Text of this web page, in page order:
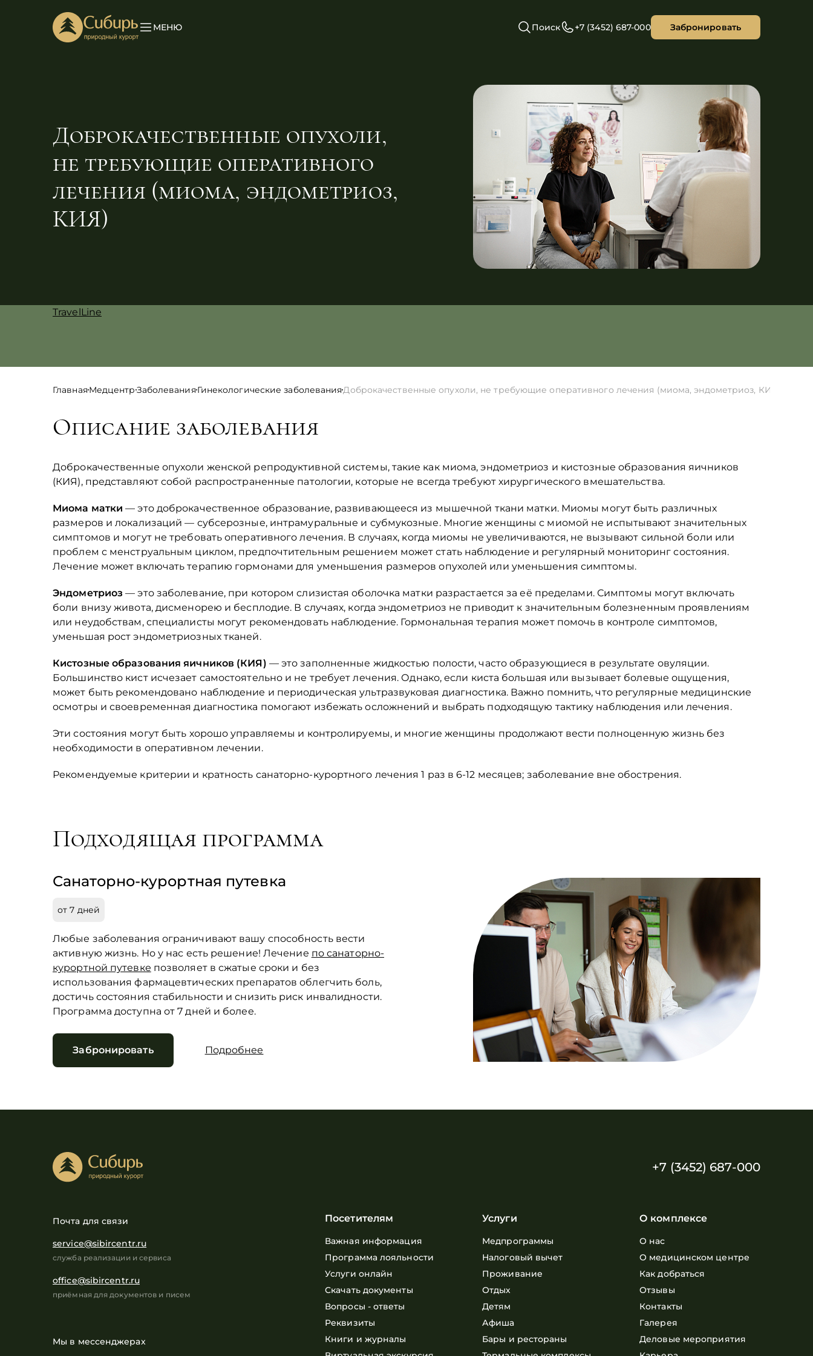
МЕНЮ Поиск +7 (3452) 687-000 Забронировать
Доброкачественные опухоли,
не требующие оперативного
лечения (миома, эндометриоз,
КИЯ)
TravelLine
ГлавнаяМедцентрЗаболеванияГинекологические заболеванияДоброкачественные опухоли, не требующие оперативного лечения (миома, эндометриоз, КИЯ)
Описание заболевания
Доброкачественные опухоли женской репродуктивной системы, такие как миома, эндометриоз и кистозные образования яичников
(КИЯ), представляют собой распространенные патологии, которые не всегда требуют хирургического вмешательства.
Миома матки — это доброкачественное образование, развивающееся из мышечной ткани матки. Миомы могут быть различных
размеров и локализаций — субсерозные, интрамуральные и субмукозные. Многие женщины с миомой не испытывают значительных
симптомов и могут не требовать оперативного лечения. В случаях, когда миомы не увеличиваются, не вызывают сильной боли или
проблем с менструальным циклом, предпочтительным решением может стать наблюдение и регулярный мониторинг состояния.
Лечение может включать терапию гормонами для уменьшения размеров опухолей или уменьшения симптомы.
Эндометриоз — это заболевание, при котором слизистая оболочка матки разрастается за её пределами. Симптомы могут включать
боли внизу живота, дисменорею и бесплодие. В случаях, когда эндометриоз не приводит к значительным болезненным проявлениям
или неудобствам, специалисты могут рекомендовать наблюдение. Гормональная терапия может помочь в контроле симптомов,
уменьшая рост эндометриозных тканей.
Кистозные образования яичников (КИЯ) — это заполненные жидкостью полости, часто образующиеся в результате овуляции.
Большинство кист исчезает самостоятельно и не требует лечения. Однако, если киста большая или вызывает болевые ощущения,
может быть рекомендовано наблюдение и периодическая ультразвуковая диагностика. Важно помнить, что регулярные медицинские
осмотры и своевременная диагностика помогают избежать осложнений и выбрать подходящую тактику наблюдения или лечения.
Эти состояния могут быть хорошо управляемы и контролируемы, и многие женщины продолжают вести полноценную жизнь без
необходимости в оперативном лечении.
Рекомендуемые критерии и кратность санаторно-курортного лечения 1 раз в 6-12 месяцев; заболевание вне обострения.
Подходящая программа
Санаторно-курортная путевка
от 7 дней
Любые заболевания ограничивают вашу способность вести
активную жизнь. Но у нас есть решение! Лечение по санаторно-
курортной путевке позволяет в сжатые сроки и без
использования фармацевтических препаратов облегчить боль,
достичь состояния стабильности и снизить риск инвалидности.
Программа доступна от 7 дней и более.
Забронировать Подробнее
+7 (3452) 687-000
Почта для связи
service@sibircentr.ru
служба реализации и сервиса
office@sibircentr.ru
приёмная для документов и писем
Мы в мессенджерах
Посетителям
Важная информация
Программа лояльности
Услуги онлайн
Скачать документы
Вопросы - ответы
Реквизиты
Книги и журналы
Услуги
Медпрограммы
Налоговый вычет
Проживание
Отдых
Детям
Афиша
Бары и рестораны
О комплексе
О нас
О медицинском центре
Как добраться
Отзывы
Контакты
Галерея
Деловые мероприятия